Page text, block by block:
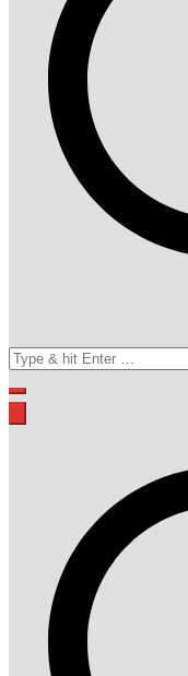
Search
for: